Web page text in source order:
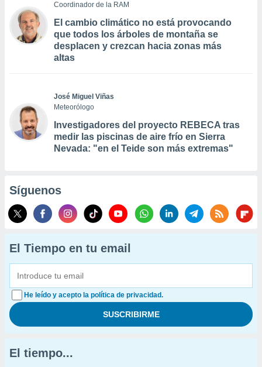
Coordinador de la RAM
El cambio climático no está provocando
que todos los árboles de montaña se
desplacen y crezcan hacia zonas más
altas
José Miguel Viñas
Meteorólogo
Investigadores del proyecto REBECA tras
medir las piscinas de aire frío en Sierra
Nevada: "en el Teide son más extremas"
Síguenos
El Tiempo en tu email
He leído y acepto la política de privacidad.
El tiempo...